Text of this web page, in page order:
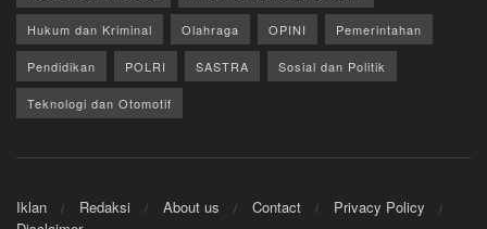
Hukum dan Kriminal Olahraga OPINI Pemerintahan
Pendidikan POLRI SASTRA Sosial dan Politik
Teknologi dan Otomotif
Iklan Redaksi About us Contact
Privacy Policy